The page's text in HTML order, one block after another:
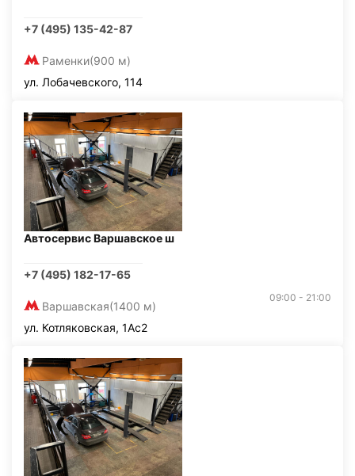
+7 (495) 135-42-87
Раменки(900 м)
ул. Лобачевского, 114
Автосервис Варшавское ш
+7 (495) 182-17-65
Варшавская(1400 м)
09:00 - 21:00
ул. Котляковская, 1Ас2